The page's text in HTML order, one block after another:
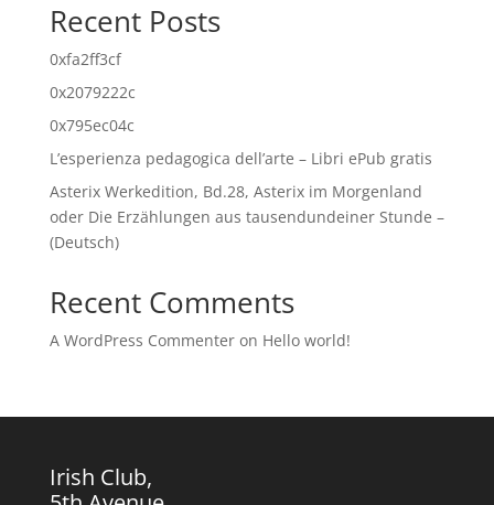
Recent Posts
0xfa2ff3cf
0x2079222c
0x795ec04c
L’esperienza pedagogica dell’arte – Libri ePub gratis
Asterix Werkedition, Bd.28, Asterix im Morgenland
oder Die Erzählungen aus tausendundeiner Stunde –
(Deutsch)
Recent Comments
A WordPress Commenteron Hello world!
Irish Club,